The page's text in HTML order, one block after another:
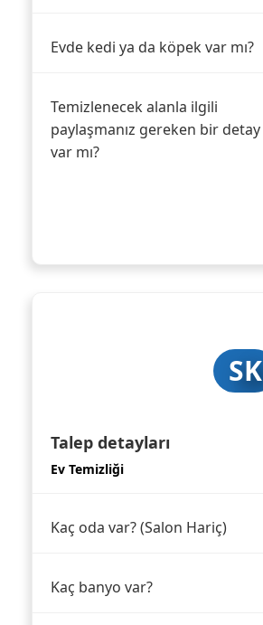
Evde kedi ya da köpek var mı?
Temizlenecek alanla ilgili
paylaşmanız gereken bir detay
var mı?
SK
Talep detayları
Ev Temizliği
Kaç oda var? (Salon Hariç)
Kaç banyo var?